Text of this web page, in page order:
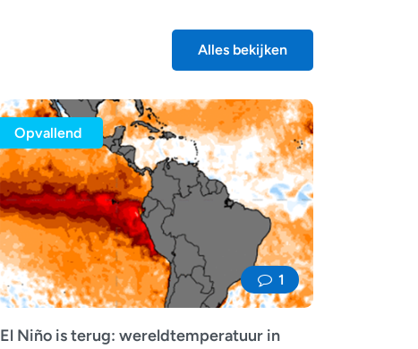
Alles bekijken
1
Opvallend
El Niño is terug: wereldtemperatuur in